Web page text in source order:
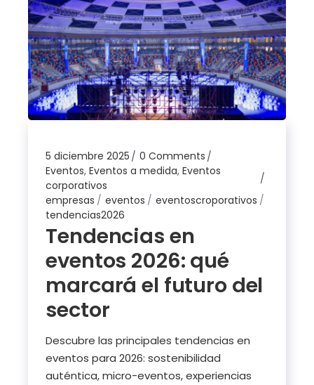
5 diciembre 2025
0 Comments
Eventos,Eventos a medida,Eventos
corporativos
empresas
eventos
eventoscroporativos
tendencias2026
Tendencias en
eventos 2026: qué
marcará el futuro del
sector
Descubre las principales tendencias en
eventos para 2026: sostenibilidad
auténtica, micro-eventos, experiencias